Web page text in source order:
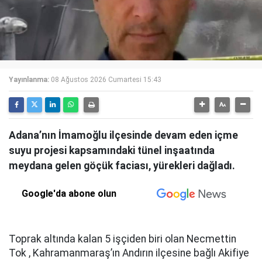
Yayınlanma: 08 Ağustos 2026 Cumartesi 15:43
Adana’nın İmamoğlu ilçesinde devam eden içme
suyu projesi kapsamındaki tünel inşaatında
meydana gelen göçük faciası, yürekleri dağladı.
Google'da abone olun
Toprak altında kalan 5 işçiden biri olan Necmettin
Tok , Kahramanmaraş’ın Andırın ilçesine bağlı Akifiye